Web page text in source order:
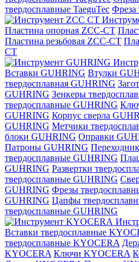
твердосплавные TaeguTec Фреза
Пластина опорная ZCC-CT
Пластина резьбовая ZCC-CT
CT
Вставки GUHRING Втулки
твердосплавная GUHRING
GUHRING Зенкеры
твердосплавные GUHRING
GUHRING Корпус сверла
GUHRING Метчики
блоки GUHRING Оправки
Патроны GUHRING
твердосплавные GUHRING
GUHRING Развертки
твердосплавные GUHRING
GUHRING Фрезы
GUHRING Цапфы
твердосплавные GUHRING
Вставки твердосплавные
твердосплавные KYOCERA
KYOCERA Ключи KYOCERA